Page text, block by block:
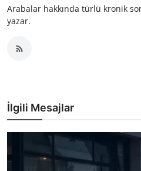
Arabalar hakkında türlü kronik
yazar.
İlgili Mesajlar